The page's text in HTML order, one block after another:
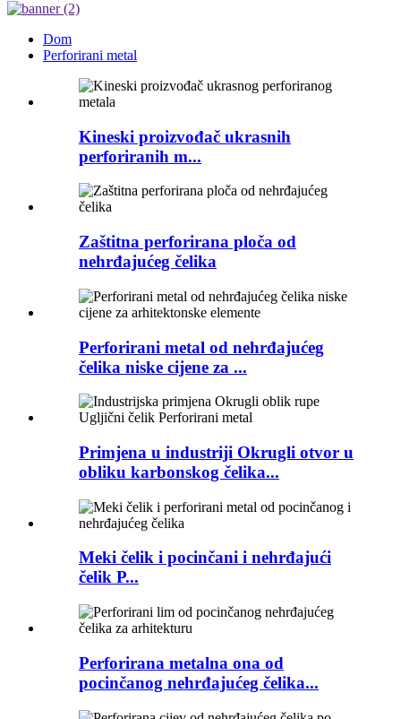
Dom
Perforirani metal
Kineski proizvođač ukrasnih
perforiranih m...
Zaštitna perforirana ploča od
nehrđajućeg čelika
Perforirani metal od nehrđajućeg
čelika niske cijene za ...
Primjena u industriji Okrugli otvor u
obliku karbonskog čelika...
Meki čelik i pocinčani i nehrđajući
čelik P...
Perforirana metalna ona od
pocinčanog nehrđajućeg čelika...